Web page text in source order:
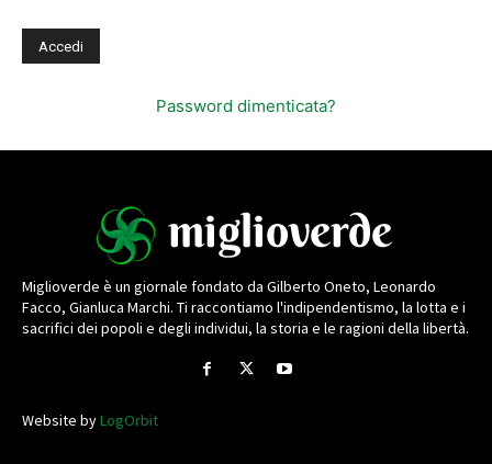
Password dimenticata?
Miglioverde è un giornale fondato da Gilberto Oneto, Leonardo
Facco, Gianluca Marchi. Ti raccontiamo l'indipendentismo, la lotta e i
sacrifici dei popoli e degli individui, la storia e le ragioni della libertà.
Website byLogOrbit